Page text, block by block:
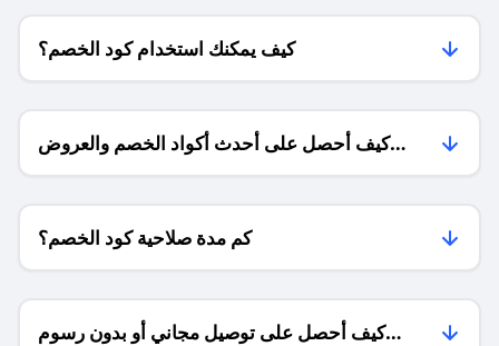
كيف يمكنك استخدام كود الخصم؟
كيف أحصل على أحدث أكواد الخصم والعروض
للمتاجر؟
كم مدة صلاحية كود الخصم؟
كيف أحصل على توصيل مجاني أو بدون رسوم